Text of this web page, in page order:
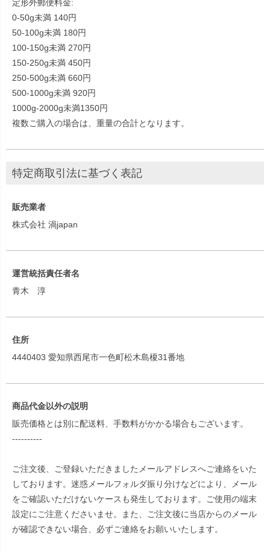
定形外郵便料金:
0-50g未満 140円
50-100g未満 180円
100-150g未満 270円
150-250g未満 450円
250-500g未満 660円
500-1000g未満 920円
1000g-2000g未満1350円
複数ご購入の場合は、重量の合計となります。
特定商取引法に基づく表記
販売業者
株式会社 渦japan
運営統括責任者名
青木 淳
住所
4440403 愛知県西尾市一色町松木島榎31番地
商品代金以外の説明
販売価格とは別に配送料、手数料がかかる場合もございます。
----------
ご注文後、ご登録いただきましたメールアドレスへご連絡をいた
しております。迷惑メールフォルダ振り分けなどにより、メール
をご確認いただけないケースも発生しております。ご使用の端末
設定にご注意くださいませ。また、ご注文後に当店からのメール
が確認できない場合、必ずご連絡をお願いいたします。